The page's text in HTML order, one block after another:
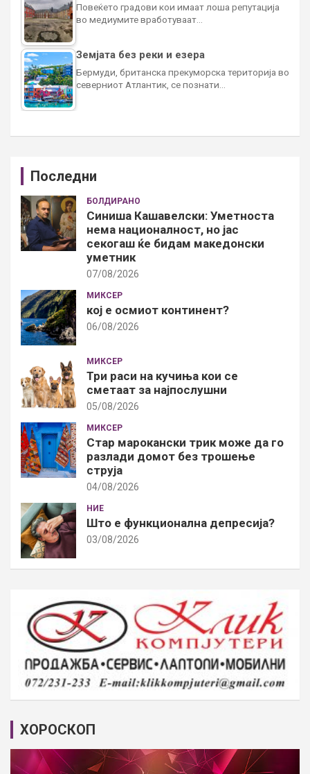
Повеќето градови кои имаат лоша репутација
во медиумите вработуваат…
Земјата без реки и езера
Бермуди, британска прекуморска територија во
северниот Атлантик, се познати…
Последни
БОЛДИРАНО
Синиша Кашавелски: Уметноста
нема националност, но јас
секогаш ќе бидам македонски
уметник
07/08/2026
МИКСЕР
кој е осмиот континент?
06/08/2026
МИКСЕР
Три раси на кучиња кои се
сметаат за најпослушни
05/08/2026
МИКСЕР
Стар марокански трик може да го
разлади домот без трошење
струја
04/08/2026
НИЕ
Што е функционална депресија?
03/08/2026
ХОРОСКОП